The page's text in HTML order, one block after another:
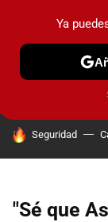
PRUEBAS
HOY SE HABLA
Seguridad
"Sé que
Ya